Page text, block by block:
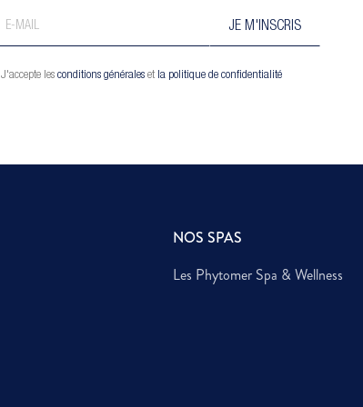
J'accepte lesconditions générales et la politique de confidentialité
NOS SPAS
Les Phytomer Spa & Wellness